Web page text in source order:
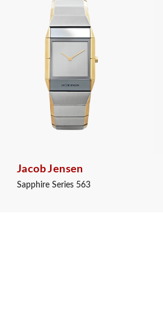
Jacob Jensen
Sapphire Series 563